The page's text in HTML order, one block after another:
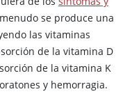
se produce una
las vitaminas
de la vitamina D
de la vitamina K
y hemorragia.